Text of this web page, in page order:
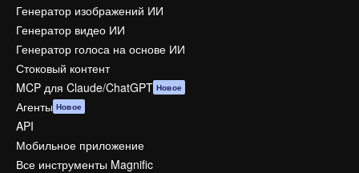
Генератор изображений ИИ
Генератор видео ИИ
Генератор голоса на основе ИИ
Стоковый контент
MCP для Claude/ChatGPT Новое
Агенты Новое
API
Мобильное приложение
Все инструменты Magnific